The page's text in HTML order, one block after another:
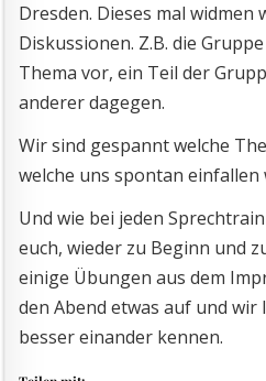
Dresden. Dieses mal widmen
Diskussionen. Z.B. die
Thema vor, ein Teil der
anderer dagegen.
Wir sind gespannt welche
welche uns spontan einfallen
Und wie bei jeden
euch, wieder zu Beginn und
einige Übungen aus dem
den Abend etwas auf und wir
besser einander kennen.